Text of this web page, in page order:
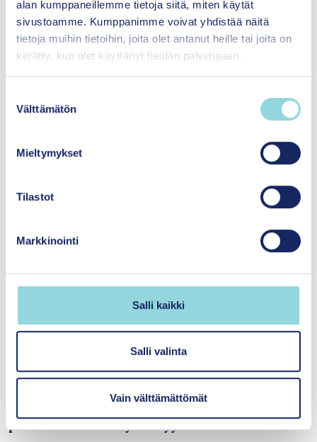
alan kumppaneillemme tietoja siitä, miten käytät
sivustoamme. Kumppanimme voivat yhdistää näitä
tietoja muihin tietoihin, joita olet antanut heille tai joita on
kerätty, kun olet käyttänyt heidän palvelujaan.
Välttämätön
Mieltymykset
Tilastot
Markkinointi
Salli kaikki
Salli valinta
Vain välttämättömät
menetelmistä päätöksenteon ja käytännön
kehittämisen tueksi.
Lapsi- ja perhemyönteinen Suomi
Vahvistamme rakentavaa keskustelua lapsi- ja
perhemyönteisestä yhteiskunnasta ja sen
Uutiset|25.05.2026
päätöksenteossa käynnistyy